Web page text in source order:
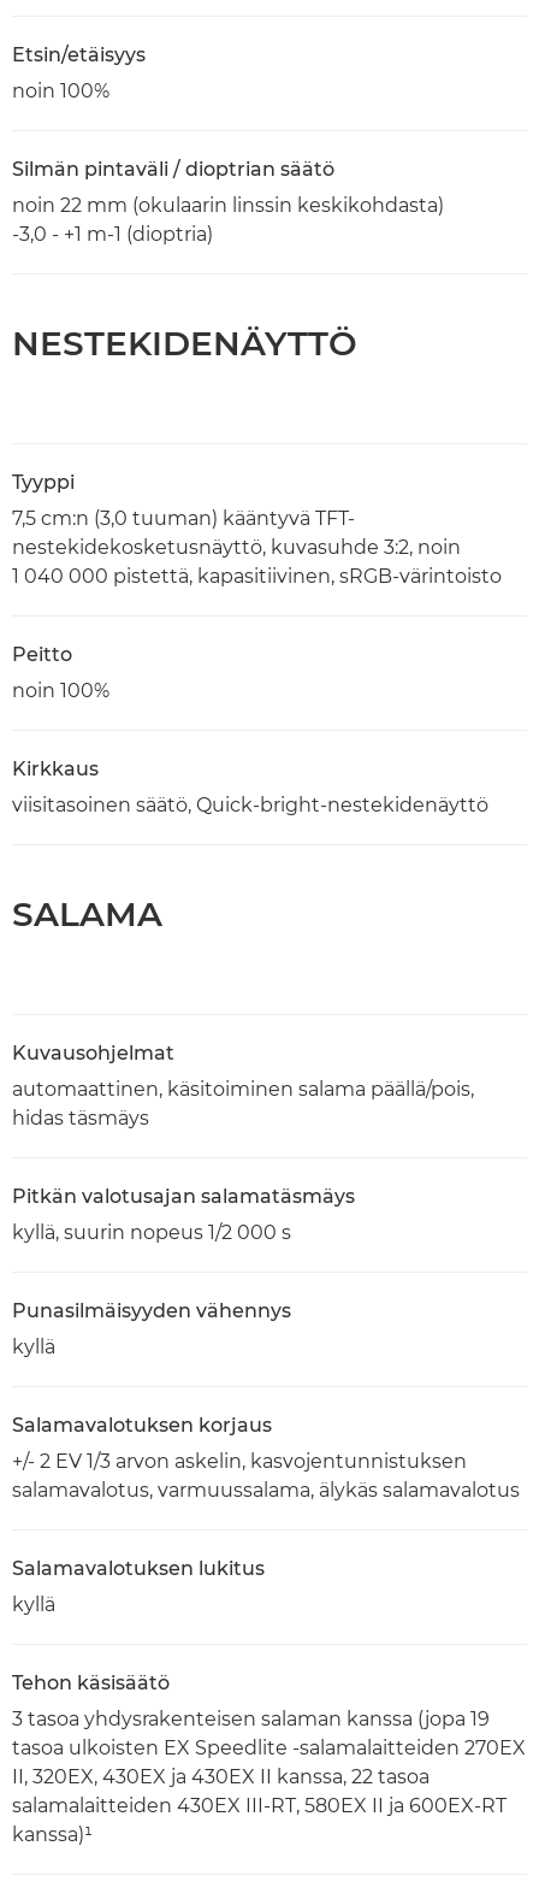
Etsin/etäisyys
noin 100%
Silmän pintaväli / dioptrian säätö
noin 22 mm (okulaarin linssin keskikohdasta)
-3,0 - +1 m-1 (dioptria)
NESTEKIDENÄYTTÖ
Tyyppi
7,5 cm:n (3,0 tuuman) kääntyvä TFT-
nestekidekosketusnäyttö, kuvasuhde 3:2, noin
1 040 000 pistettä, kapasitiivinen, sRGB-värintoisto
Peitto
noin 100%
Kirkkaus
viisitasoinen säätö, Quick-bright-nestekidenäyttö
SALAMA
Kuvausohjelmat
automaattinen, käsitoiminen salama päällä/pois,
hidas täsmäys
Pitkän valotusajan salamatäsmäys
kyllä, suurin nopeus 1/2 000 s
Punasilmäisyyden vähennys
kyllä
Salamavalotuksen korjaus
+/- 2 EV 1/3 arvon askelin, kasvojentunnistuksen
salamavalotus, varmuussalama, älykäs salamavalotus
Salamavalotuksen lukitus
kyllä
Tehon käsisäätö
3 tasoa yhdysrakenteisen salaman kanssa (jopa 19
tasoa ulkoisten EX Speedlite -salamalaitteiden 270EX
II, 320EX, 430EX ja 430EX II kanssa, 22 tasoa
salamalaitteiden 430EX III-RT, 580EX II ja 600EX-RT
kanssa)¹